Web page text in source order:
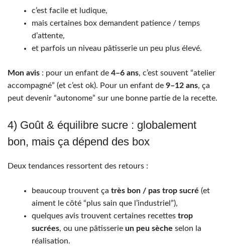
c’est facile et ludique,
mais certaines box demandent patience / temps
d’attente,
et parfois un niveau pâtisserie un peu plus élevé.
Mon avis : pour un enfant de 4–6 ans, c’est souvent “atelier
accompagné” (et c’est ok). Pour un enfant de 9–12 ans, ça
peut devenir “autonome” sur une bonne partie de la recette.
4) Goût & équilibre sucre : globalement
bon, mais ça dépend des box
Deux tendances ressortent des retours :
beaucoup trouvent ça très bon / pas trop sucré (et
aiment le côté “plus sain que l’industriel”),
quelques avis trouvent certaines recettes trop
sucrées, ou une pâtisserie un peu sèche selon la
réalisation.